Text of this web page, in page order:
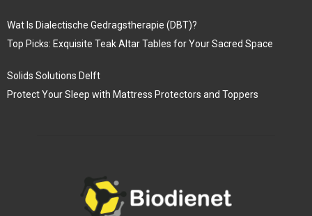
Wat Is Dialectische Gedragstherapie (DBT)?
Top Picks: Exquisite Teak Altar Tables for Your Sacred Space
Solids Solutions Delft
Protect Your Sleep with Mattress Protectors and Toppers